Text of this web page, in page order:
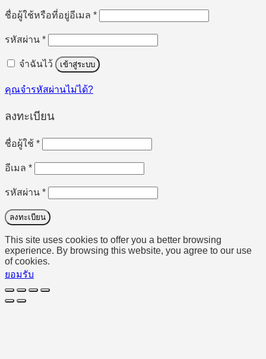
ชื่อผู้ใช้หรือที่อยู่อีเมล *ต้องการ
รหัสผ่าน *ต้องการ
จำฉันไว้ เข้าสู่ระบบ
คุณจำรหัสผ่านไม่ได้?
ลงทะเบียน
ชื่อผู้ใช้ *ต้องการ
อีเมล *ต้องการ
รหัสผ่าน *ต้องการ
ลงทะเบียน
This site uses cookies to offer you a better browsing
experience. By browsing this website, you agree to our use
of cookies.
ยอมรับ